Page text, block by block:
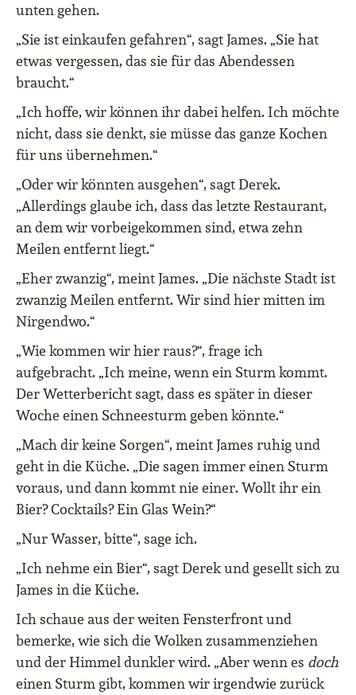
unten gehen.
„Sie ist einkaufen gefahren“, sagt James. „Sie hat
etwas vergessen, das sie für das Abendessen
braucht.“
„Ich hoffe, wir können ihr dabei helfen. Ich möchte
nicht, dass sie denkt, sie müsse das ganze Kochen
für uns übernehmen.“
„Oder wir könnten ausgehen“, sagt Derek.
„Allerdings glaube ich, dass das letzte Restaurant,
an dem wir vorbeigekommen sind, etwa zehn
Meilen entfernt liegt.“
„Eher zwanzig“, meint James. „Die nächste Stadt ist
zwanzig Meilen entfernt. Wir sind hier mitten im
Nirgendwo.“
„Wie kommen wir hier raus?“, frage ich
aufgebracht. „Ich meine, wenn ein Sturm kommt.
Der Wetterbericht sagt, dass es später in dieser
Woche einen Schneesturm geben könnte.“
„Mach dir keine Sorgen“, meint James ruhig und
geht in die Küche. „Die sagen immer einen Sturm
voraus, und dann kommt nie einer. Wollt ihr ein
Bier? Cocktails? Ein Glas Wein?“
„Nur Wasser, bitte“, sage ich.
„Ich nehme ein Bier“, sagt Derek und gesellt sich zu
James in die Küche.
Ich schaue aus der weiten Fensterfront und
bemerke, wie sich die Wolken zusammenziehen
und der Himmel dunkler wird. „Aber wenn es doch
einen Sturm gibt, kommen wir irgendwie zurück